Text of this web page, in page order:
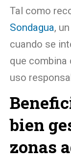
Tal como
Sondagua,
cuando se
que combina
uso
bien
zonas